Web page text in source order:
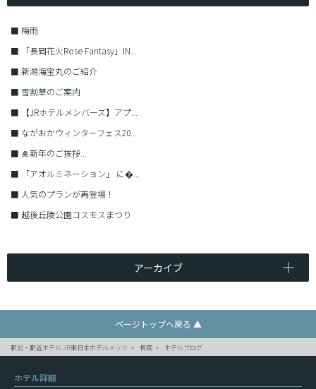
■ 梅雨
■
「長岡花火Rose Fantasy」IN...
■ 新潟海宝丸のご紹介
■ 雪割草のご案内
■
【JRホテルメンバーズ】アプ...
■ ながおかウィンターフェス20...
■ 🎍新年のご挨拶...
■
「アオルミネーション」 に�...
■ 人気のプランが再登場！
■ 越後丘陵公園コスモスまつり
アーカイブ
ページトップへ戻る ▲
駅前・駅近ホテル JR東日本ホテルメッツ 長岡 ホテルブログ
ホテル詳細